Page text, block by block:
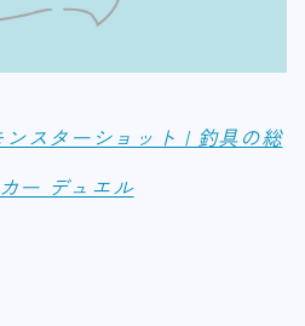
スターショット | 釣具の総
ー デュエル